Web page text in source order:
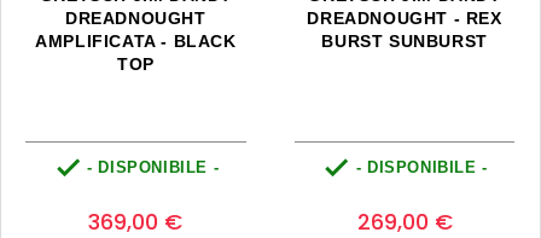
DREADNOUGHT
AMPLIFICATA - BLACK
TOP
 - DISPONIBILE -
369,00 €
DREADNOUGHT - REX
BURST SUNBURST
 - DISPONIBILE -
269,00 €